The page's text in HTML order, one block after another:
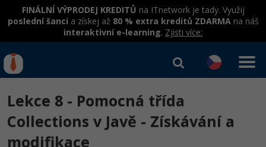
FINÁLNÍ VÝPRODEJ KREDITŮ na ITnetwork je tady. Využij
poslední šanci a získej až 80 % extra kreditů ZDARMAna náš
interaktivní e-learning. Zjisti více:
Rekvalifikace a kurzy
hrazené úřadem práce
Kurzy IT profesí
Přihlásit se | Registrovat
Lekce 8 - Pomocná třída
Collections v Javě - Získávání a
modifikace